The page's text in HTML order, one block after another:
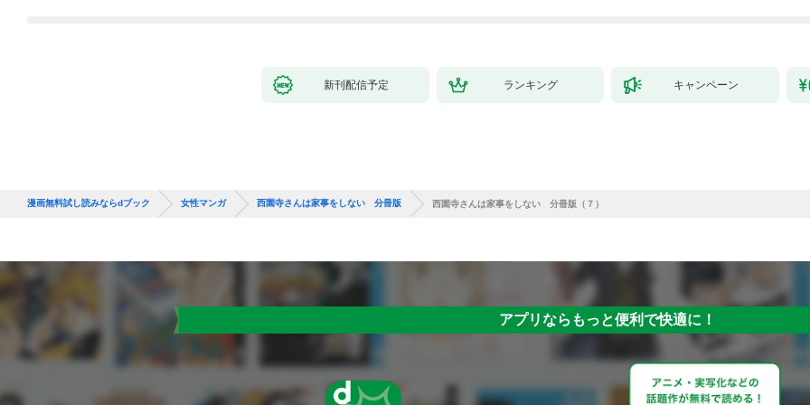
新刊配信予定 ランキング キャンペーン
漫画無料試し読みならdブック 女性マンガ 西園寺さんは家事をしない 分冊版 西園寺さんは家事をしない 分冊版（７）
アプリならもっと便利で快適に！